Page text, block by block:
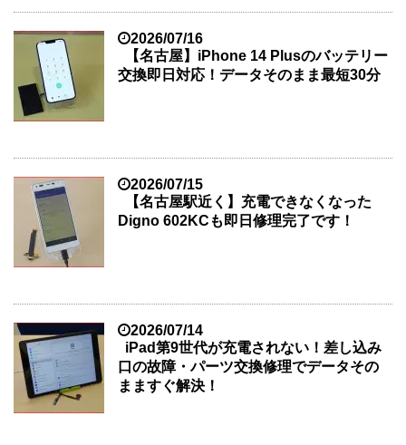
2026/07/16
【名古屋】iPhone 14 Plusのバッテリー
交換即日対応！データそのまま最短30分
2026/07/15
【名古屋駅近く】充電できなくなった
Digno 602KCも即日修理完了です！
2026/07/14
iPad第9世代が充電されない！差し込み
口の故障・パーツ交換修理でデータその
まますぐ解決！